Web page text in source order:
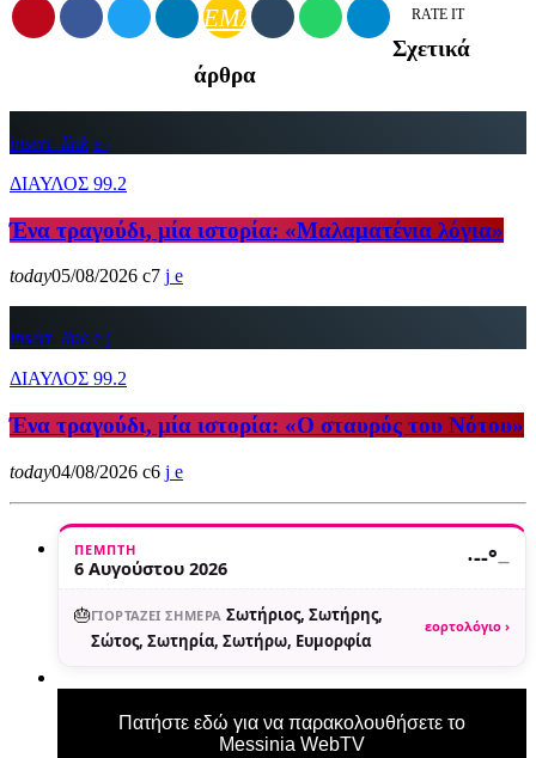
EMAIL RATE IT
Σχετικά
άρθρα
insert_link
ΔΙΑΥΛΟΣ 99.2
Ένα τραγούδι, μία ιστορία: «Μαλαματένια λόγια»
today05/08/2026 7
insert_link
ΔΙΑΥΛΟΣ 99.2
Ένα τραγούδι, μία ιστορία: «Ο σταυρός του Νότου»
today04/08/2026 6
ΠΈΜΠΤΗ
6 Αυγούστου 2026 ·--°—
🎂ΓΙΟΡΤΆΖΕΙ ΣΉΜΕΡΑ Σωτήριος, Σωτήρης,
Σώτος, Σωτηρία, Σωτήρω, Ευμορφία
εορτολόγιο ›
Πατήστε εδώ για να παρακολουθήσετε το
Messinia WebTV